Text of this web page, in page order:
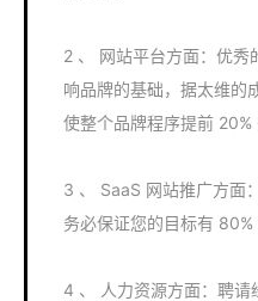
2 、 网站平台方面：优
响品牌的基础，据太维的
使整个品牌程序提前 20%
3 、 SaaS 网站推广方面
务必保证您的目标有 80%
4 、 人力资源方面：聘